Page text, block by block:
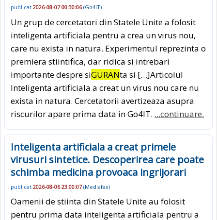
publicat 2026-08-07 00:30:06(Go4IT)
Un grup de cercetatori din Statele Unite a folosit
inteligenta artificiala pentru a crea un virus nou,
care nu exista in natura. Experimentul reprezinta o
premiera stiintifica, dar ridica si intrebari
importante despre siGURANta si […]Articolul
Inteligenta artificiala a creat un virus nou care nu
exista in natura. Cercetatorii avertizeaza asupra
riscurilor apare prima data in Go4IT. ...continuare.
Inteligenta artificiala a creat primele
virusuri sintetice. Descoperirea care poate
schimba medicina provoaca ingrijorari
publicat 2026-08-06 23:00:07(Mediafax)
Oamenii de stiinta din Statele Unite au folosit
pentru prima data inteligenta artificiala pentru a